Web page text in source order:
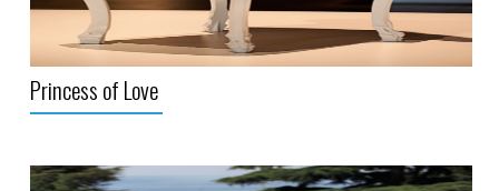
Princess of Love